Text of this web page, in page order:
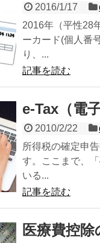
2016/1/17
2016年（平性28
ーカード(個人番
り、...
記事を読む
e-Tax（電
2010/2/22
所得税の確定申
す。ここまで、
いる...
記事を読む
医療費控